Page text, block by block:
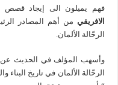
فهم يميلون الى إيجاد قصص
الافريقي من أهم المصادر
الرحّالة الألمان.
وأسهب المؤلف في الحديث عن
الرحّالة الألمان في تاريخ